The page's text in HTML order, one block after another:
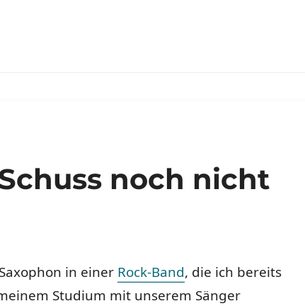
noch nicht
in einer Rock-Band, die ich bereits
Studium mit unserem Sänger